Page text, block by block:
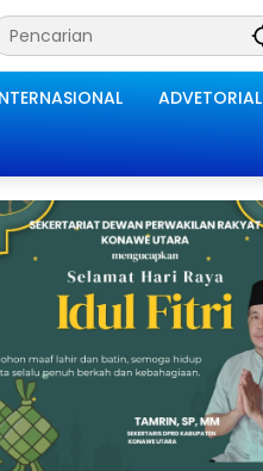
ADVETORIAL